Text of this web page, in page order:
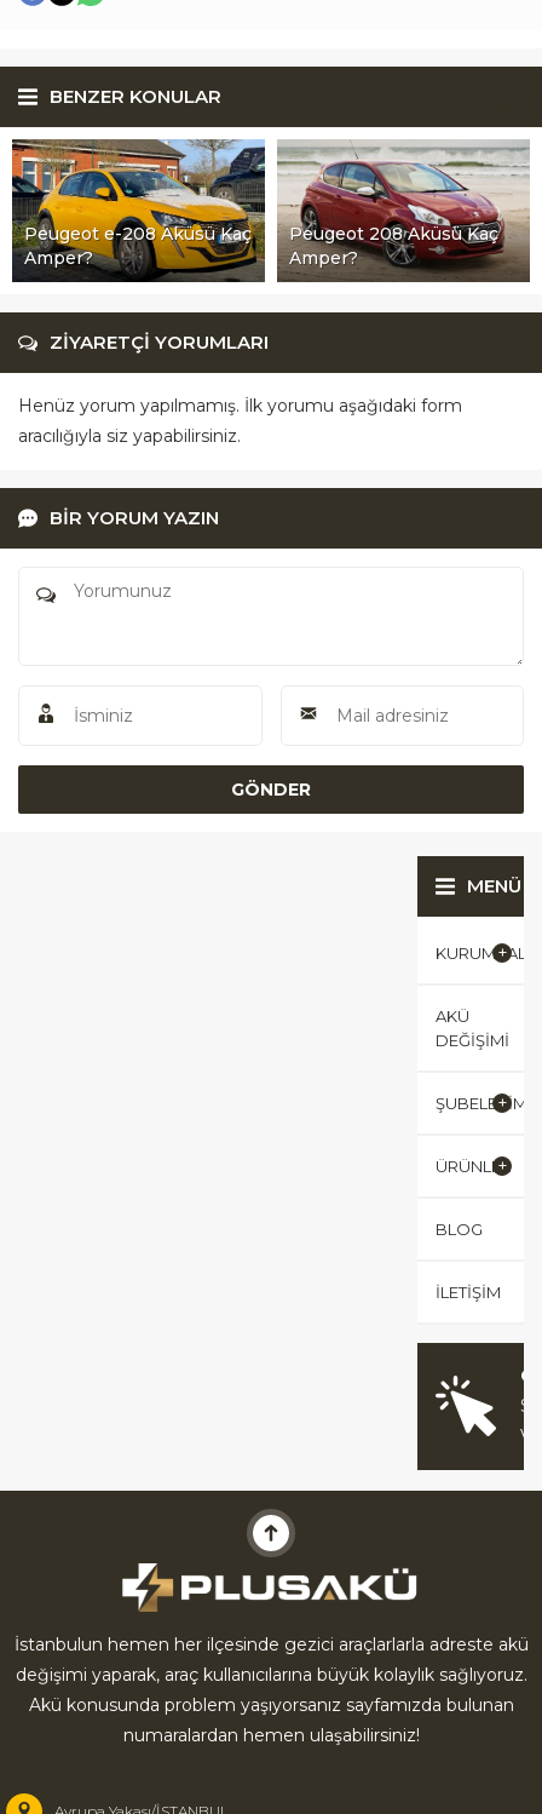
BENZER KONULAR
Peugeot e-208 Aküsü Kaç
Amper?
Peugeot 208 Aküsü Kaç
Amper?
ZİYARETÇİ YORUMLARI
Henüz yorum yapılmamış. İlk yorumu aşağıdaki form
aracılığıyla siz yapabilirsiniz.
BİR YORUM YAZIN
MENÜ
KURUMSAL
AKÜ
DEĞIŞIMI
ÜRÜNLER
BLOG
İLETIŞIM
İstanbulun hemen her ilçesinde gezici araçlarlarla adreste akü
değişimi yaparak, araç kullanıcılarına büyük kolaylık sağlıyoruz.
Akü konusunda problem yaşıyorsanız sayfamızda bulunan
numaralardan hemen ulaşabilirsiniz!